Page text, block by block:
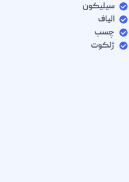
سیلیکون
الیاف
چسب
ژلکوت